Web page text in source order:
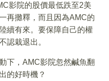
影院的股價最低跌至2美
再攤釋，而且因為AMC的
續有來。要保障自己的權
認栽退出。
下，AMC影院忽然鹹魚翻
的好時機？